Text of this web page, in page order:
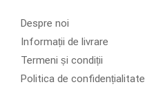
Despre noi
Informații de livrare
Termeni și condiții
Politica de confidențialitate